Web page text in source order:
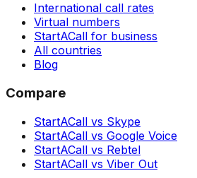
International call rates
Virtual numbers
StartACall for business
All countries
Blog
Compare
StartACall vs Skype
StartACall vs Google Voice
StartACall vs Rebtel
StartACall vs Viber Out